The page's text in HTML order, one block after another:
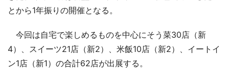
とから1年振りの開催となる。
今回は自宅で楽しめるものを中心にそう菜30店（新
4）、スイーツ21店（新2）、米飯10店（新2）、イートイ
ン1店（新1）の合計62店が出展する。